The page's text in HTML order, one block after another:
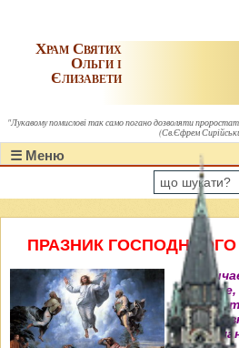
Храм Святих
Ольги і
Єлизавети
"Лукавому помислові так само погано дозволяти
(Св.Єфрем
ПРАЗНИК
Христе,